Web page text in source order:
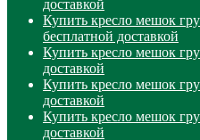
доставкой
Купить кресло мешок
бесплатной доставкой
Купить кресло мешок
доставкой
Купить кресло мешок
доставкой
Купить кресло мешок
доставкой